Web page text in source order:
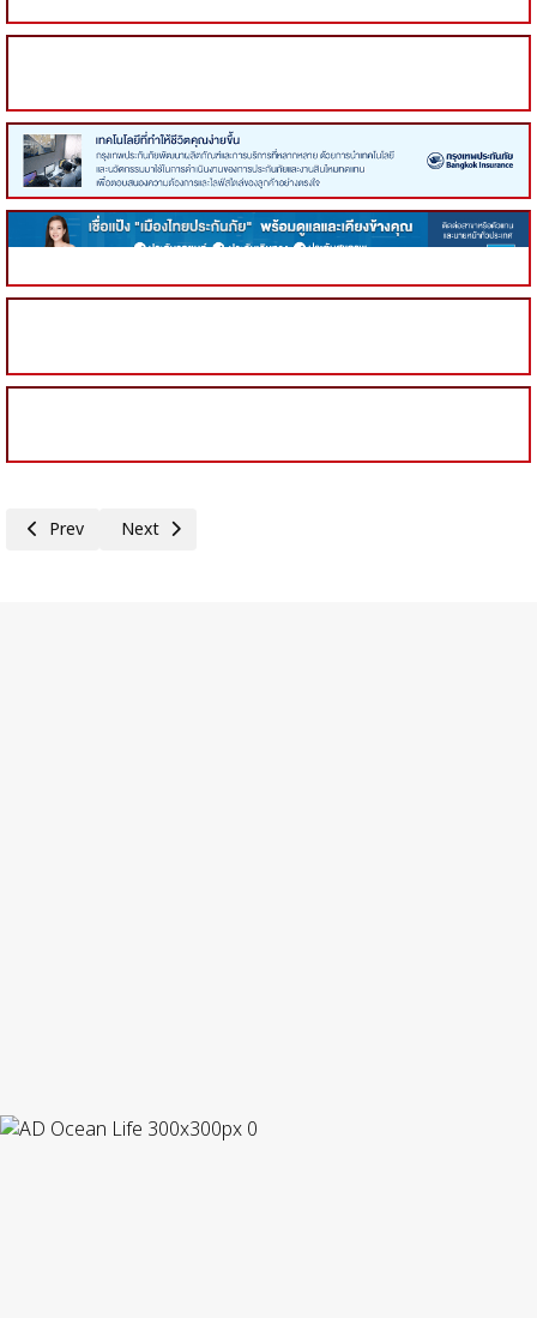
Previous article: 'เอกนัฏ'ขานรับข้อสั่งการนายกฯ ผลักดันมติ กบง. ปรับลดรา
Prev Next article: สนพ.เผย 3 เดือนแรกปี 69 การใช้พลังงานเพิ่ม
Next